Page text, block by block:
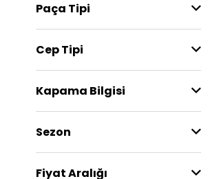
Paça Tipi
Cep Tipi
Kapama Bilgisi
Sezon
Fiyat Aralığı